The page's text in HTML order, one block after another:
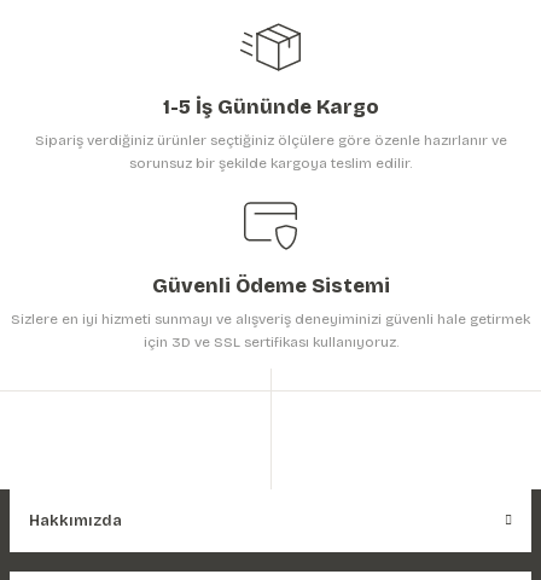
Gönder
1-5 İş Gününde Kargo
Sipariş verdiğiniz ürünler seçtiğiniz ölçülere göre özenle hazırlanır ve
sorunsuz bir şekilde kargoya teslim edilir.
Güvenli Ödeme Sistemi
Sizlere en iyi hizmeti sunmayı ve alışveriş deneyiminizi güvenli hale getirmek
için 3D ve SSL sertifikası kullanıyoruz.
Hakkımızda